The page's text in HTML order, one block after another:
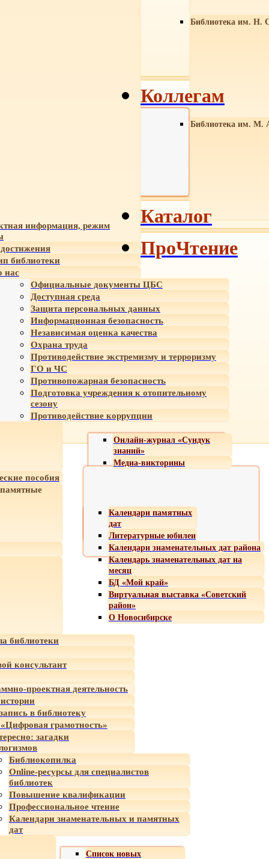
Библиотека им. Н.
Библиотека им. М.
информация, режим
библиотеки
нас
Официальные документы ЦБС
Доступная среда
Защита персональных данных
Информационная безопасность
Независимая оценка качества
Охрана труда
Противодействие экстремизму и терроризму
ГО и ЧС
Противопожарная безопасность
Подготовка учреждения к отопительному
сезону
Противодействие коррупции
Онлайн-журнал «Сундук
знаний»
Медиа-викторины
пособия
Календари памятных
дат
Литературные юбилеи
Календари знаменательных дат района
Календарь знаменательных дат на
месяц
БД «Мой край»
Виртуальная выставка «Советский
район»
О Новосибирске
библиотеки
консультант
проектная деятельность
в библиотеку
грамотность»
загадки
Коллегам
Библиокопилка
Online-ресурсы для специалистов
библиотек
Повышение квалификации
Профессиональное чтение
Календари знаменательных и памятных
дат
Каталог
ПроЧтение
Список новых